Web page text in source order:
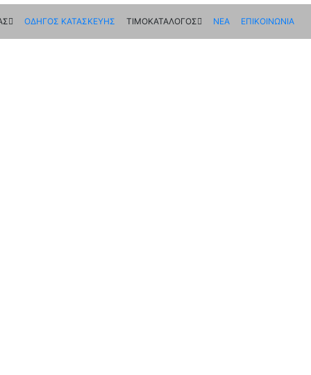
ΟΔΗΓΟΣ ΚΑΤΑΣΚΕΥΗΣ ΤΙΜΟΚΑΤΑΛΟΓΟΣ ΝΕΑ ΕΠΙΚΟΙΝΩΝΙΑ